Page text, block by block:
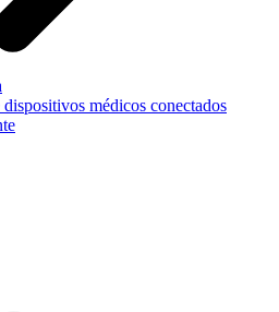
médicos conectados